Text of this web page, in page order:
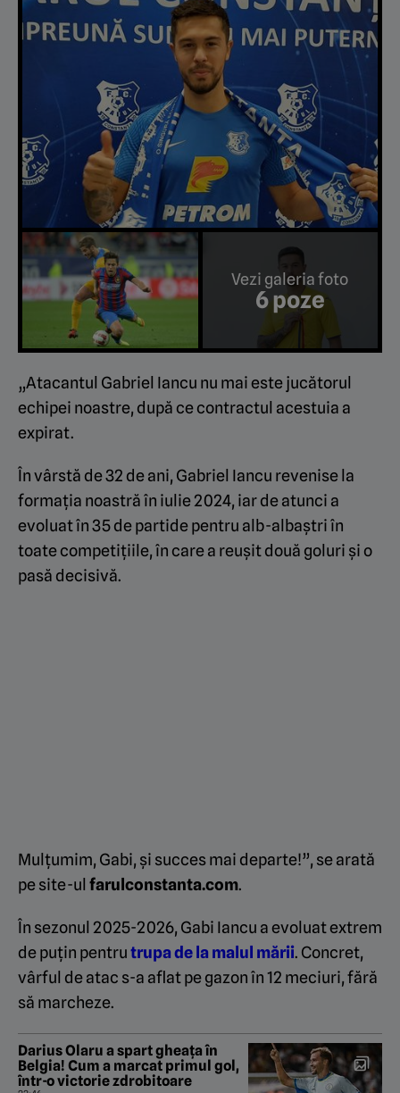
Vezi galeria foto
6 poze
„Atacantul Gabriel Iancu nu mai este jucătorul
echipei noastre, după ce contractul acestuia a
expirat.
În vârstă de 32 de ani, Gabriel Iancu revenise la
formația noastră în iulie 2024, iar de atunci a
evoluat în 35 de partide pentru alb-albaștri în
toate competițiile, în care a reușit două goluri și o
pasă decisivă.
Mulțumim, Gabi, și succes mai departe!”, se arată
pe site-ul farulconstanta.com.
În sezonul 2025-2026, Gabi Iancu a evoluat extrem
de puțin pentrutrupa de la malul mării. Concret,
vârful de atac s-a aflat pe gazon în 12 meciuri, fără
să marcheze.
Darius Olaru a spart gheața în
Belgia! Cum a marcat primul gol,
într-o victorie zdrobitoare